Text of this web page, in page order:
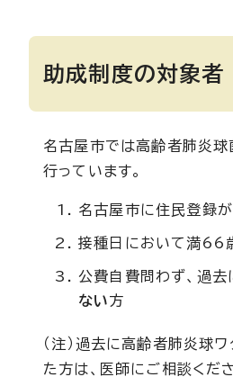
助成制度の対象者
名古屋市では高齢者肺炎
行っています。
名古屋市に住民登録
接種日において満66
公費自費問わず、過去
ない方
（注）過去に高齢者肺炎球
た方は、医師にご相談くださ